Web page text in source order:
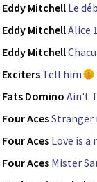
Eddy Mitchell Le
Eddy MitchellAlice
Eddy Mitchell
Exciters Tell him
Fats Domino Ain't
Four AcesStranger
Four Aces Love is a
Four Aces Mister